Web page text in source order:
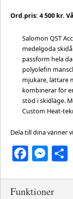
Ord.pris: 4 500 kr.
Salomon QST
medelgoda
passform hela
polyolefin
mjukare, lättare
kombinerar för
stöd i skidläge.
Custom Heat-
Dela till dina vänner
Funktioner